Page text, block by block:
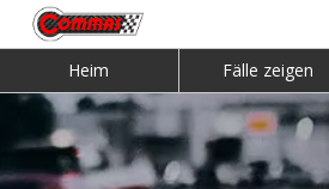
Heim Fälle zeigen
Heckstoßstangendiffusor im Rowen-Stil aus Kohlefaser für Lambroghini Huracan LP610